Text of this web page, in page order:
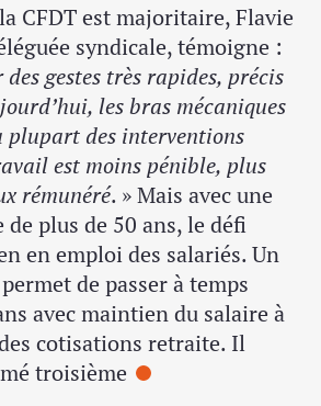
CFDT est majoritaire, Flavie
syndicale, témoigne :
gestes très rapides, précis
les bras mécaniques
plupart des interventions
est moins pénible, plus
rémunéré. » Mais avec une
de plus de 50 ans, le défi
en emploi des salariés. Un
de passer à temps
avec maintien du salaire à
cotisations retraite. Il
troisième